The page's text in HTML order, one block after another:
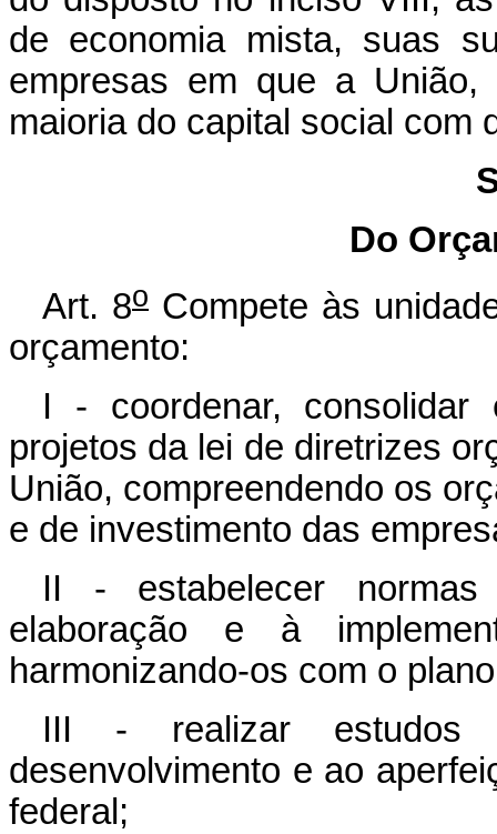
de economia mista, suas
empresas em que a União,
maioria do capital social com
Do
Art. 8o Compete às
orçamento:
I - coordenar, consolidar
projetos da lei de diretrizes
União, compreendendo os
e de investimento das
II - estabelecer
elaboração e à
harmonizando-os com o
III - realizar estudos
desenvolvimento e ao
federal;